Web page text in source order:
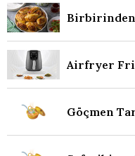
Airfryer
Göçmen